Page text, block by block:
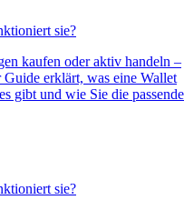
sie?
kaufen oder aktiv handeln –
erklärt, was eine Wallet
gibt und wie Sie die passende
sie?